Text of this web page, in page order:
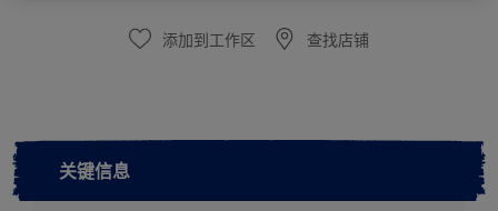
添加到工作区 查找店铺
关键信息